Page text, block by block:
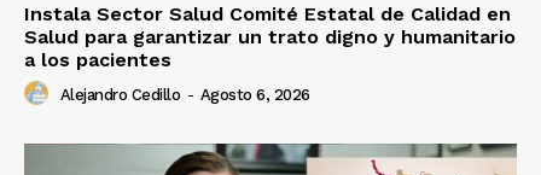
Instala Sector Salud Comité Estatal de Calidad en
Salud para garantizar un trato digno y humanitario
a los pacientes
Alejandro Cedillo - Agosto 6, 2026